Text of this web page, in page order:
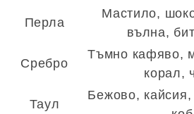
Перла
Мастило,
вълна,
Сребро
Тъмно кафяво,
корал,
Таул
Бежово, кайсия,